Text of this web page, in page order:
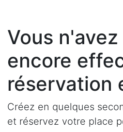
Vous
encore
réservation
Créez en quelques
et réservez votre place